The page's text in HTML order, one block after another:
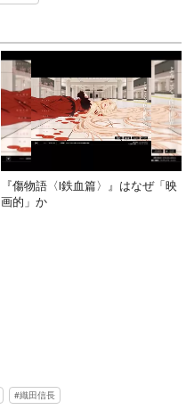
『傷物語〈Ⅰ鉄血篇〉』はなぜ「映
画的」か
織田信長